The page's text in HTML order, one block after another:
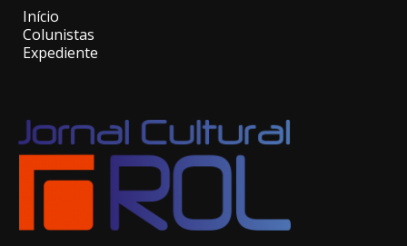
Início
Colunistas
Expediente